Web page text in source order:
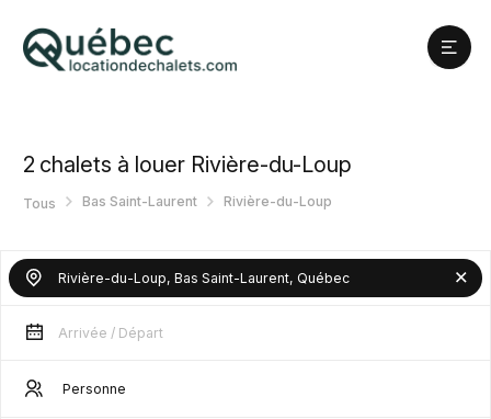
2 chalets à louer Rivière-du-Loup
Tous Bas Saint-Laurent Rivière-du-Loup